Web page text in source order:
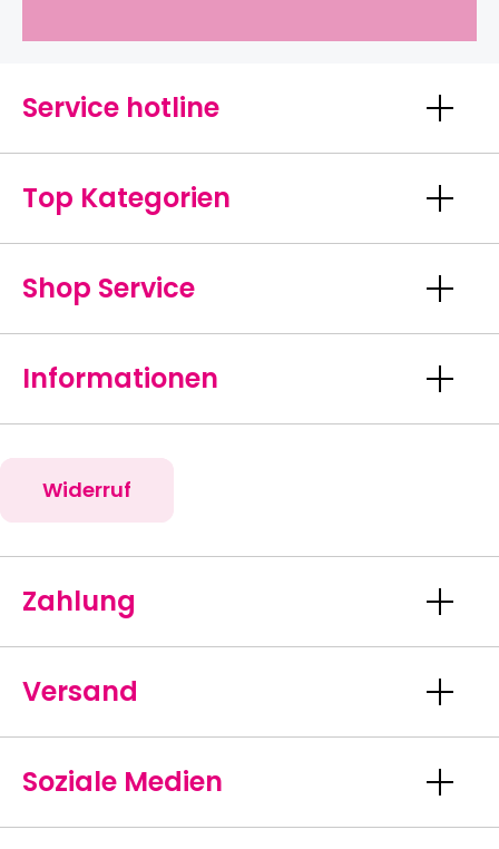
Service hotline
Top Kategorien
Shop Service
Informationen
Widerruf
Zahlung
Versand
Soziale Medien